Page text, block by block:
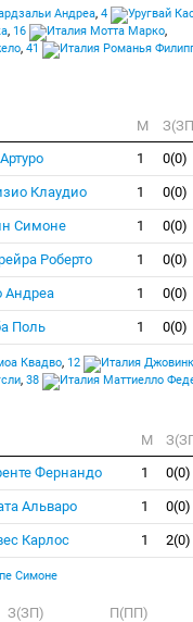
Андреа, 4
, 16 Мотта Марко,
, 41 Романья
M
1 0(0)
Клаудио 1 0(0)
Симоне 1 0(0)
Роберто 1 0(0)
Андреа 1 0(0)
Поль 1 0(0)
Квадво, 12
, 38 Маттиелло
M
Фернандо 1 0(0)
Альваро 1 0(0)
Карлос 1 2(0)
Симоне
З(ЗП) П(ПП)